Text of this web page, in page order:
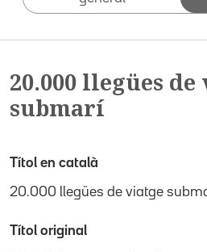
20.000 llegües
submarí
Títol en català
20.000 llegües de viatge
Títol original